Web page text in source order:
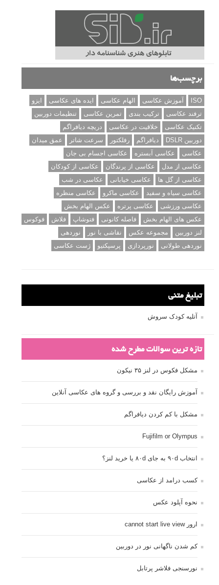
برچسب‌ها
ISO آموزش عکاسی الهام عکاسی ایده های عکاسی
ایزو
ترفند عکاسی
ترکیب بندی تمرین عکاسی
تنظیمات دوربین
تکنیک عکاسی
خلاقیت در عکاسی
دریچه دیافراگم
دوربین DSLR
دیافراگم رفلکتور سرعت شاتر
عمق میدان
عکاسی
عکاسی آبستره
عکاسی اجسام بی جان
عکاسی از مدل
عکاسی از پرندگان
عکاسی از کودکان
عکاسی از گل ها
عکاسی خیابانی
عکاسی در شب
عکاسی سیاه و سفید
عکاسی ماکرو
عکاسی منظره
عکاسی ورزشی
عکاسی پرتره
عکس الهام بخش
عکس های الهام بخش
فاصله کانونی فتوشاپ فلاش
فوکوس
لنز دوربین
مجموعه عکس نقاشی با نور
نوردهی
نوردهی طولانی
نورپردازی پرسپکتیو ژست عکاسی
تبلیغ متنی
آتلیه کودک سروش
تازه ترین سوالات مطرح شده
مشکل فکوس در لنز ۳۵ نیکون
آموزش رایگان نقد و بررسی و گروه های عکاسی آنلاین
مشکل با کم کردن دیافراگم
Fujifilm or Olympus
انتخاب ۹۰d به جای ۸۰d یا خرید لنز؟
کسب درامد از عکاسی
نحوه آپلود عکس
ارور cannot start live view
کم شدن ناگهانی نور در دوربین
نورسنجی فلاشر پرتابل